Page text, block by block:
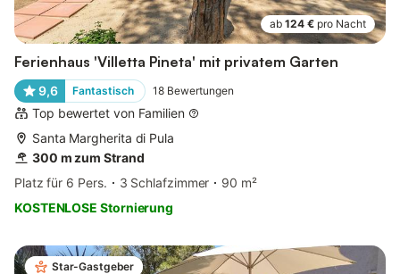
ab 124 € pro Nacht
Ferienhaus 'Villetta Pineta' mit privatem Garten
9,6 Fantastisch 18 Bewertungen
Top bewertet von Familien
Santa Margherita di Pula
300 m zum Strand
Platz für 6 Pers.
3 Schlafzimmer
90 m²
KOSTENLOSE Stornierung
Star-Gastgeber